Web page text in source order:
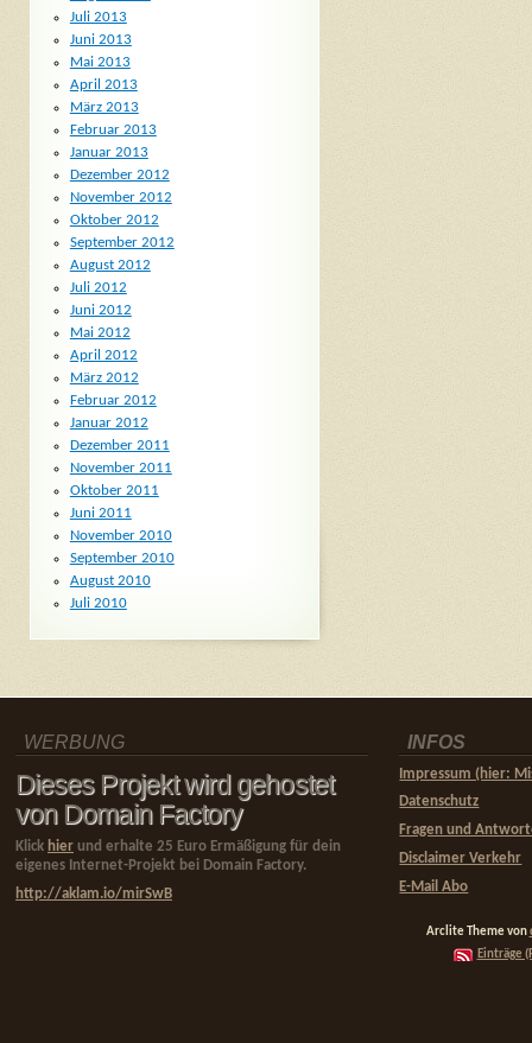
Juli 2013
Juni 2013
Mai 2013
April 2013
März 2013
Februar 2013
Januar 2013
Dezember 2012
November 2012
Oktober 2012
September 2012
August 2012
Juli 2012
Juni 2012
Mai 2012
April 2012
März 2012
Februar 2012
Januar 2012
Dezember 2011
November 2011
Oktober 2011
Juni 2011
November 2010
September 2010
August 2010
Juli 2010
WERBUNG
Dieses Projekt wird gehostet
von Domain Factory
Klick hier und erhalte 25 Euro Ermäßigung für dein
eigenes Internet-Projekt bei Domain Factory.
http://aklam.io/mirSwB
INFOS
Impressum (hier:
Datenschutz
Fragen und
Disclaimer Verkehr
E-Mail Abo
Arclite Theme von
Einträge